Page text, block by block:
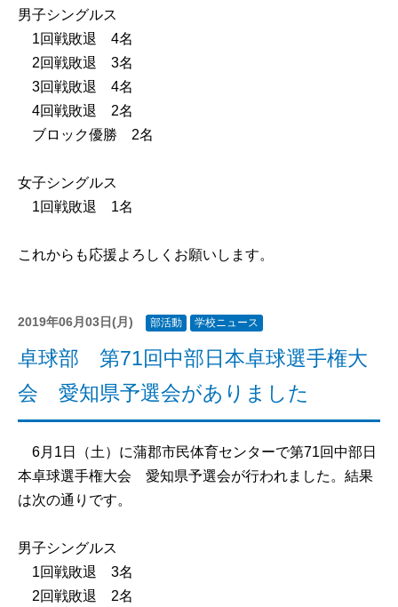
男子シングルス
1回戦敗退 4名
2回戦敗退 3名
3回戦敗退 4名
4回戦敗退 2名
ブロック優勝 2名
女子シングルス
1回戦敗退 1名
これからも応援よろしくお願いします。
2019年06月03日(月) 部活動 学校ニュース
卓球部 第71回中部日本卓球選手権大
会 愛知県予選会がありました
6月1日（土）に蒲郡市民体育センターで第71回中部日
本卓球選手権大会 愛知県予選会が行われました。結果
は次の通りです。
男子シングルス
1回戦敗退 3名
2回戦敗退 2名